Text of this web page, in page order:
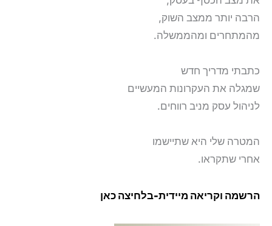
הרבה יותר ממצב השוק,
מהמתחרים ומהממשלה.
כתבתי מדריך חדש
שמגלה את העקרונות המעשיים
לניהול עסק מניב רווחים.
המטרה שלי היא שתיישמו
אחרי שתקראו.
הרשמה וקריאה מיידית-בלחיצה כאן